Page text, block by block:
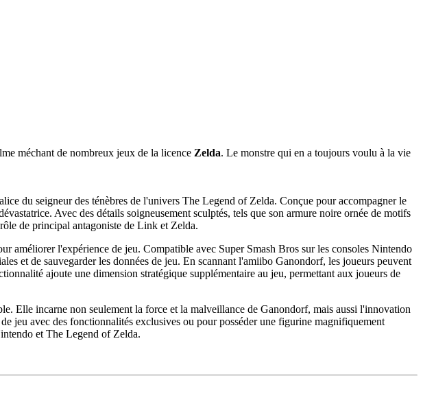
méchant de nombreux jeux de la licence Zelda. Le monstre qui en a toujours voulu à la vie
du seigneur des ténèbres de l'univers The Legend of Zelda. Conçue pour accompagner le
Avec des détails soigneusement sculptés, tels que son armure noire ornée de motifs
de principal antagoniste de Link et Zelda.
améliorer l'expérience de jeu. Compatible avec Super Smash Bros sur les consoles Nintendo
et de sauvegarder les données de jeu. En scannant l'amiibo Ganondorf, les joueurs peuvent
ajoute une dimension stratégique supplémentaire au jeu, permettant aux joueurs de
Elle incarne non seulement la force et la malveillance de Ganondorf, mais aussi l'innovation
jeu avec des fonctionnalités exclusives ou pour posséder une figurine magnifiquement
et The Legend of Zelda.